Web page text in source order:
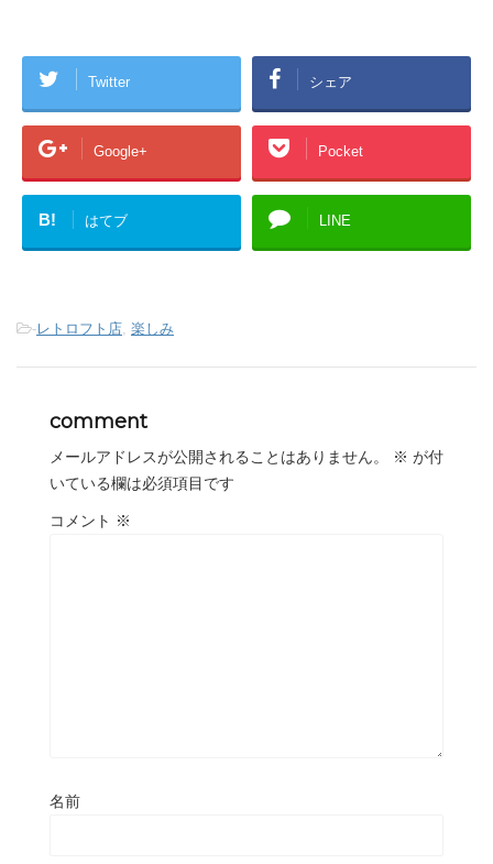
Twitter シェア
Google+ Pocket
B! はてブ LINE
-レトロフト店 楽しみ
comment
メールアドレスが公開されることはありません。 ※ が付
いている欄は必須項目です
コメント ※
名前